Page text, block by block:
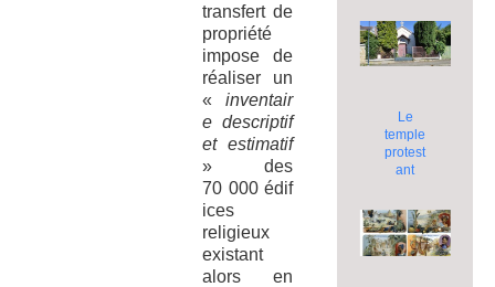
transfert de
propriété
impose de
réaliser un
«inventair
e descriptif
et estimatif
» des
70 000 édif
ices
religieux
existant
alors en
Le
temple
protest
ant